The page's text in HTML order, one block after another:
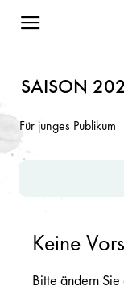
Spielplan
Hinweis:
SAISON
Für junges Publikum
Keine
Bitte ändern